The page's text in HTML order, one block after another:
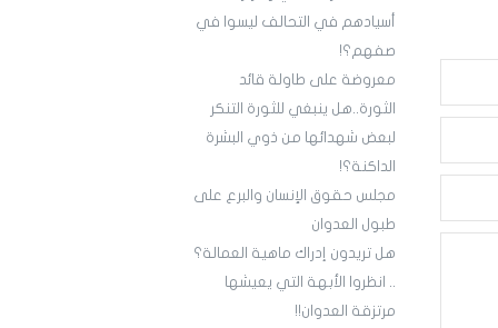
أسيادهم في التحالف ليسوا في
صفهم؟!
معروضة على طاولة قائد
الثورة..هل ينبغي للثورة التنكر
لبعض شهدائها من ذوي البشرة
الداكنة؟!
مجلس حقوق الإنسان والبرع على
طبول العدوان
هل تريدون إدراك ماهية العمالة؟
.. انظروا الأبهة التي يعيشها
مرتزقة العدوان!!